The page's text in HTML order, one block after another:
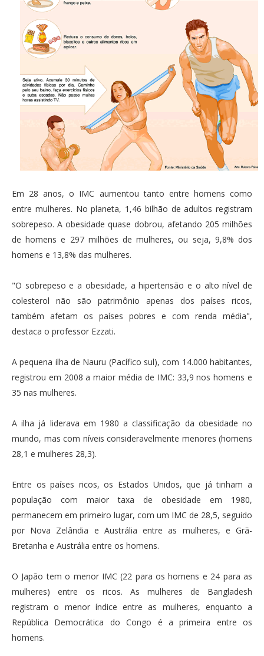
Em 28 anos, o IMC aumentou tanto entre homens como
entre mulheres. No planeta, 1,46 bilhão de adultos registram
sobrepeso. A obesidade quase dobrou, afetando 205 milhões
de homens e 297 milhões de mulheres, ou seja, 9,8% dos
homens e 13,8% das mulheres.
"O sobrepeso e a obesidade, a hipertensão e o alto nível de
colesterol não são patrimônio apenas dos países ricos,
também afetam os países pobres e com renda média",
destaca o professor Ezzati.
A pequena ilha de Nauru (Pacífico sul), com 14.000 habitantes,
registrou em 2008 a maior média de IMC: 33,9 nos homens e
35 nas mulheres.
A ilha já liderava em 1980 a classificação da obesidade no
mundo, mas com níveis consideravelmente menores (homens
28,1 e mulheres 28,3).
Entre os países ricos, os Estados Unidos, que já tinham a
população com maior taxa de obesidade em 1980,
permanecem em primeiro lugar, com um IMC de 28,5, seguido
por Nova Zelândia e Austrália entre as mulheres, e Grã-
Bretanha e Austrália entre os homens.
O Japão tem o menor IMC (22 para os homens e 24 para as
mulheres) entre os ricos. As mulheres de Bangladesh
registram o menor índice entre as mulheres, enquanto a
República Democrática do Congo é a primeira entre os
homens.